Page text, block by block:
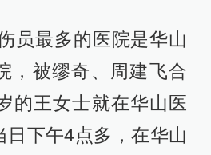
最多的医院是华山
，被缪奇、周建飞合
的王女士就在华山医
日下午4点多，在华山